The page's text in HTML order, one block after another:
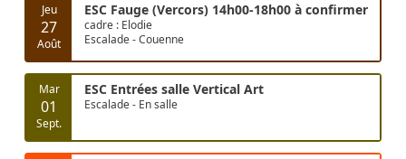
Jeu
27
Août
ESC Fauge (Vercors) 14h00-18h00 à confirmer
cadre : Elodie
Escalade - Couenne
Mar
01
Sept.
ESC Entrées salle Vertical Art
Escalade - En salle